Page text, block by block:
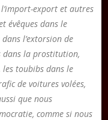
export et autres
évêques dans le
l’extorsion de
dans la prostitution,
toubibs dans le
de voitures volées,
que nous
comme si nous